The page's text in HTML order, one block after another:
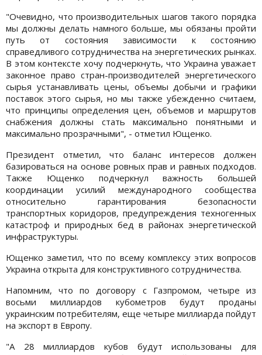
"Очевидно, что производительных шагов такого порядка
мы должны делать намного больше, мы обязаны пройти
путь от состояния зависимости к состоянию
справедливого сотрудничества на энергетических рынках.
В этом контексте хочу подчеркнуть, что Украина уважает
законное право стран-производителей энергетического
сырья устанавливать цены, объемы добычи и графики
поставок этого сырья, но мы также убежденно считаем,
что принципы определения цен, объемов и маршрутов
снабжения должны стать максимально понятными и
максимально прозрачными", - отметил Ющенко.
Президент отметил, что баланс интересов должен
базироваться на основе ровных прав и равных подходов.
Также Ющенко подчеркнул важность большей
координации усилий международного сообщества
относительно гарантирования безопасности
транспортных коридоров, предупреждения техногенных
катастроф и природных бед в районах энергетической
инфраструктуры.
Ющенко заметил, что по всему комплексу этих вопросов
Украина открыта для конструктивного сотрудничества.
Напомним, что по договору с Газпромом, четыре из
восьми миллиардов кубометров будут проданы
украинским потребителям, еще четыре миллиарда пойдут
на экспорт в Европу.
"А 28 миллиардов кубов будут использованы для